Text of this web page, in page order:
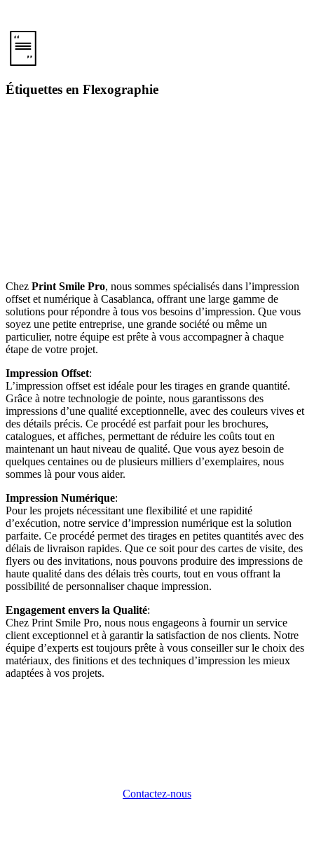
Étiquettes en Flexographie
Chez Print Smile Pro, nous sommes spécialisés dans l’impression
offset et numérique à Casablanca, offrant une large gamme de
solutions pour répondre à tous vos besoins d’impression. Que vous
soyez une petite entreprise, une grande société ou même un
particulier, notre équipe est prête à vous accompagner à chaque
étape de votre projet.
Impression Offset:
L’impression offset est idéale pour les tirages en grande quantité.
Grâce à notre technologie de pointe, nous garantissons des
impressions d’une qualité exceptionnelle, avec des couleurs vives et
des détails précis. Ce procédé est parfait pour les brochures,
catalogues, et affiches, permettant de réduire les coûts tout en
maintenant un haut niveau de qualité. Que vous ayez besoin de
quelques centaines ou de plusieurs milliers d’exemplaires, nous
sommes là pour vous aider.
Impression Numérique:
Pour les projets nécessitant une flexibilité et une rapidité
d’exécution, notre service d’impression numérique est la solution
parfaite. Ce procédé permet des tirages en petites quantités avec des
délais de livraison rapides. Que ce soit pour des cartes de visite, des
flyers ou des invitations, nous pouvons produire des impressions de
haute qualité dans des délais très courts, tout en vous offrant la
possibilité de personnaliser chaque impression.
Engagement envers la Qualité:
Chez Print Smile Pro, nous nous engageons à fournir un service
client exceptionnel et à garantir la satisfaction de nos clients. Notre
équipe d’experts est toujours prête à vous conseiller sur le choix des
matériaux, des finitions et des techniques d’impression les mieux
adaptées à vos projets.
Contactez-nous